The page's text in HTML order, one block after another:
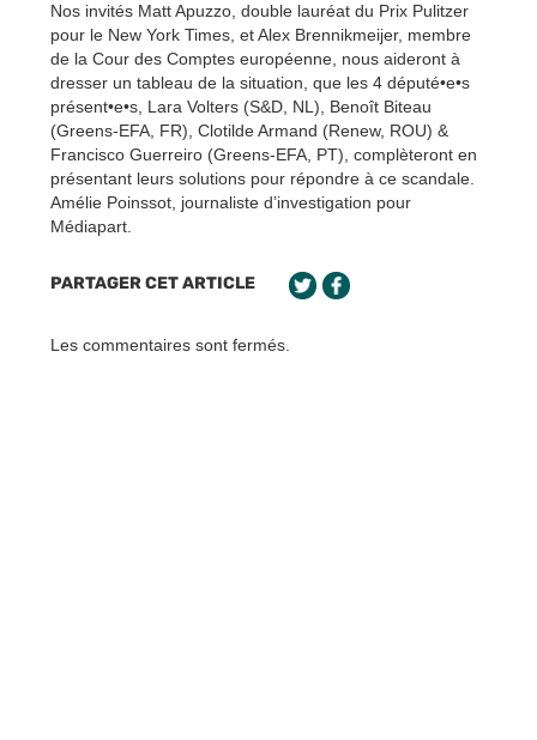
Nos invités Matt Apuzzo, double lauréat du Prix Pulitzer
pour le New York Times, et Alex Brennikmeijer, membre
de la Cour des Comptes européenne, nous aideront à
dresser un tableau de la situation, que les 4 député•e•s
présent•e•s, Lara Volters (S&D, NL), Benoît Biteau
(Greens-EFA, FR), Clotilde Armand (Renew, ROU) &
Francisco Guerreiro (Greens-EFA, PT), complèteront en
présentant leurs solutions pour répondre à ce scandale.
Amélie Poinssot, journaliste d’investigation pour
Médiapart.
PARTAGER CET ARTICLE
Les commentaires sont fermés.